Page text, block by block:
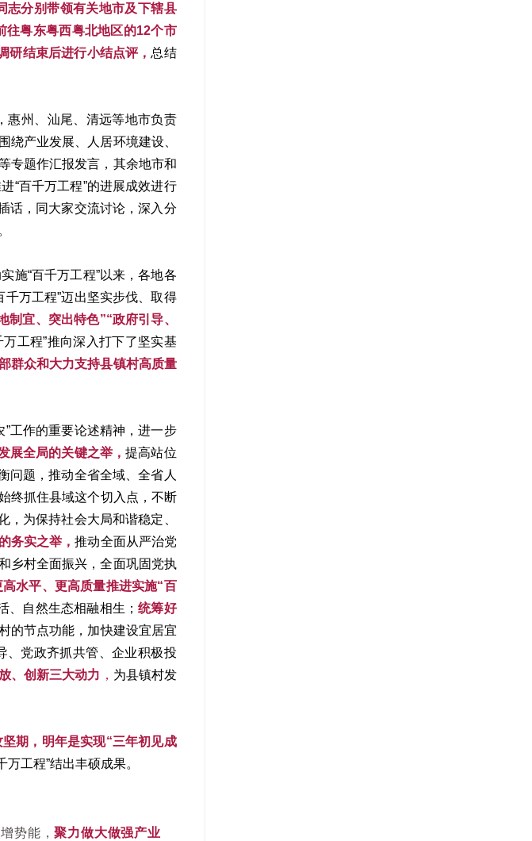
志分别带领有关地市及下辖县
往粤东粤西粤北地区的12个市
研结束后进行小结点评， 总结
惠州、汕尾、清远等地市负责
绕产业发展、人居环境建设、
专题作汇报发言，其余地市和
“百千万工程”的进展成效进行
话，同大家交流讨论，深入分
施“百千万工程”以来，各地各
万工程”迈出坚实步伐、取得
制宜、突出特色”“政府引导、
工程”推向深入打下了坚实基
群众和大力支持县镇村高质量
工作的重要论述精神，进一步
展全局的关键之举，提高站位
问题，推动全省全域、全省人
终抓住县域这个切入点，不断
，为保持社会大局和谐稳定、
务实之举，推动全面从严治党
乡村全面振兴，全面巩固党执
高水平、更高质量推进实施“百
、自然生态相融相生；统筹好
的节点功能，加快建设宜居宜
、党政齐抓共管、企业积极投
、创新三大动力 ， 为县镇村发
期，明年是实现“三年初见成
工程”结出丰硕成果。
势能，聚力做大做强产业